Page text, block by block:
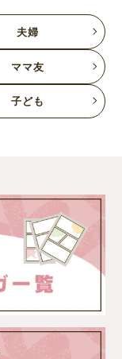
夫婦
ママ友
子ども